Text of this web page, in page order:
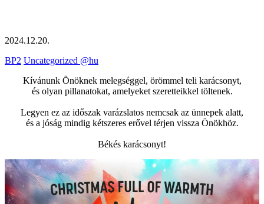
2024.12.20.
BP2 Uncategorized @hu
Kívánunk Önöknek melegséggel, örömmel teli karácsonyt,
és olyan pillanatokat, amelyeket szeretteikkel töltenek.
Legyen ez az időszak varázslatos nemcsak az ünnepek alatt,
és a jóság mindig kétszeres erővel térjen vissza Önökhöz.
Békés karácsonyt!